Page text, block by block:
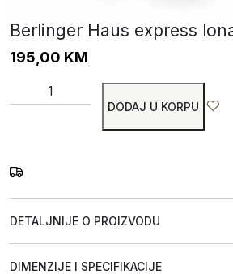
Berlinger Haus express
195,00 KM
DODAJ U KORPU
DETALJNIJE O PROIZVODU
DIMENZIJE I SPECIFIKACIJE